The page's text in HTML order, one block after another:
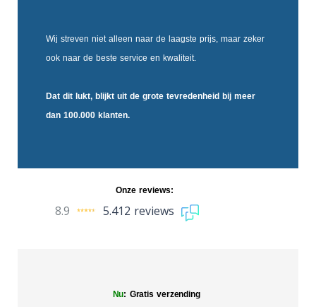
Wij streven niet alleen naar de laagste prijs, maar zeker
ook naar de beste service en kwaliteit.
Dat dit lukt, blijkt uit de grote tevredenheid bij meer
dan 100.000 klanten.
Onze reviews:
8.9 5.412 reviews
Nu: Gratis verzending